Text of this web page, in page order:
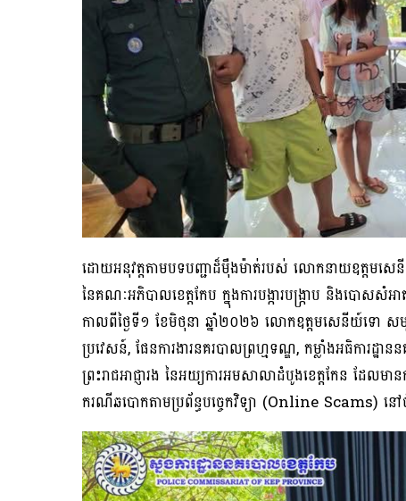
ដោយអនុវត្តតាមបទបញ្ជាដ៏ម៉ឺងម៉ាត់របស់ លោកនាយឧត្តម
នៃគណៈអភិបាលខេត្តកែប ក្នុងការបង្ការបង្ក្រាប និងបោស
កាលពីថ្ងៃទី១ ខែមិថុនា ឆ្នាំ២០២៦ លោកឧត្តមសេនីយ៍ទោ សម្បត្
ប្រវេសន៍, ផែនការងារនគរបាលព្រហ្មទណ្ឌ, កម្លាំងអធិការដ្
ព្រះរាជអាជ្ញារង នៃអយ្យការអមសាលាដំបូងខេត្តកែន ដែលមាន
ករណីឆបោកតាមប្រព័ន្ធបច្ចេកវិទ្យា (Online Scams) នៅ